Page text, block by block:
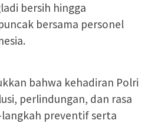
bersih hingga
bersama personel
bahwa kehadiran Polri
perlindungan, dan rasa
preventif serta